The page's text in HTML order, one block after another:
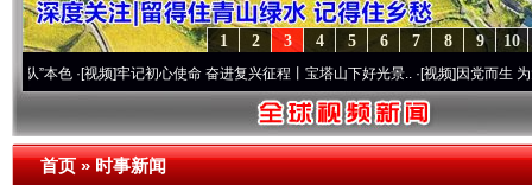
10
9
8
7
6
5
4
3
2
1
视频]牢记初心使命 奋进复兴征程丨宝塔山下好光景..·[视频]因党而生 为党而战——
首页»时事新闻